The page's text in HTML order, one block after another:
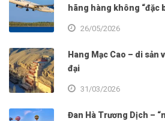
hãng hàng không “đặc
26/05/2026
Hang Mạc Cao – di sản
đại
31/03/2026
Đan Hà Trương Dịch –